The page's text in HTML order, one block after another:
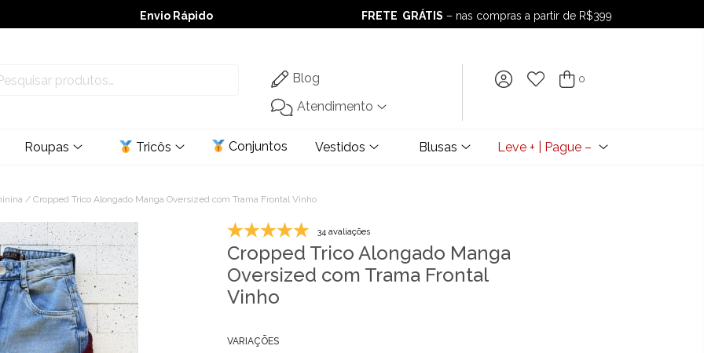
Envio Rápido
➚ Ofertas– Até 60% OFF
FRETE GRÁTIS – nas compras a partir de R$399
FRETE GRÁTIS– nas compras a partir de R$399
Blog
Atendimento
0
Roupas Tricôs Conjuntos Vestidos Blusas Leve + | Pague –
/ Cropped Trico Alongado Manga Oversized com Trama Frontal Vinho
34 avaliações
Cropped Trico Alongado Manga
Oversized com Trama Frontal
Vinho
VARIAÇÕES